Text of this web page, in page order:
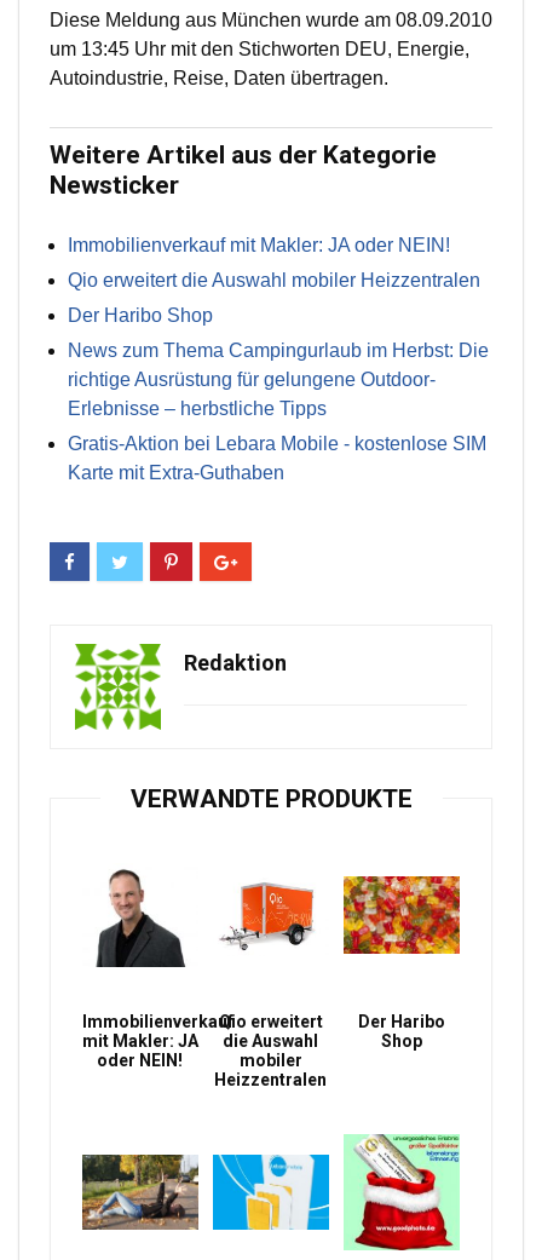
Diese Meldung aus München wurde am 08.09.2010
um 13:45 Uhr mit den Stichworten DEU, Energie,
Autoindustrie, Reise, Daten übertragen.
Weitere Artikel aus der Kategorie
Newsticker
Immobilienverkauf mit Makler: JA oder NEIN!
Qio erweitert die Auswahl mobiler Heizzentralen
Der Haribo Shop
News zum Thema Campingurlaub im Herbst: Die
richtige Ausrüstung für gelungene Outdoor-
Erlebnisse – herbstliche Tipps
Gratis-Aktion bei Lebara Mobile - kostenlose SIM
Karte mit Extra-Guthaben
Redaktion
VERWANDTE PRODUKTE
Immobilienverkauf
mit Makler: JA
oder NEIN!
Qio erweitert
die Auswahl
mobiler
Heizzentralen
Der Haribo
Shop